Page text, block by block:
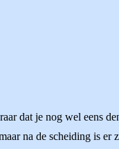
dat je nog wel eens
na de scheiding is